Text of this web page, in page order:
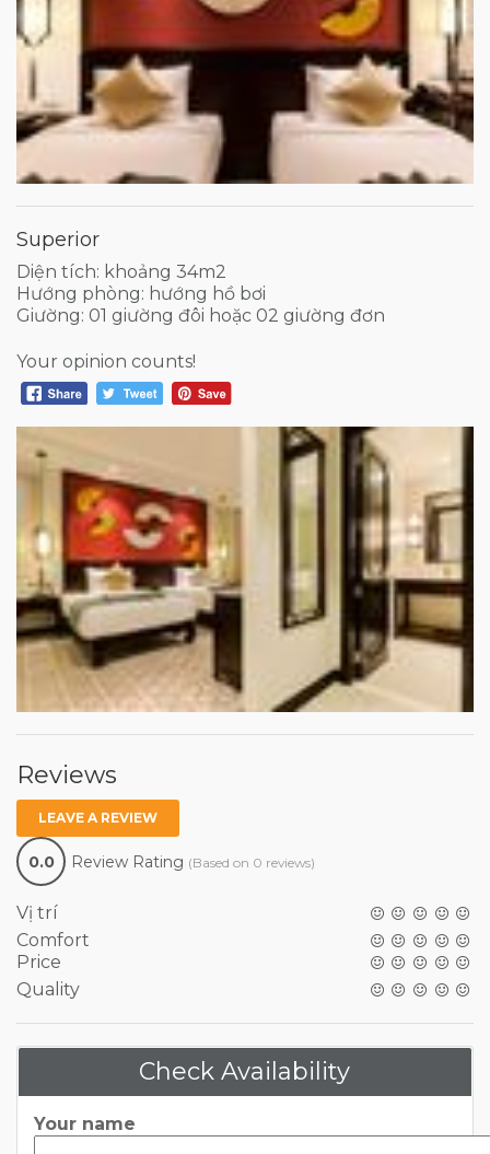
Superior
Diện tích: khoảng 34m2
Hướng phòng: hướng hồ bơi
Giường: 01 giường đôi hoặc 02 giường đơn
Your opinion counts!
Reviews
LEAVE A REVIEW
0.0 Review Rating (Based on 0 reviews)
Vị trí
Comfort
Price
Quality
Check Availability
Your name